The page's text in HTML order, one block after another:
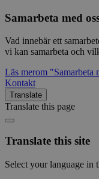
Samarbeta med
Vad innebär ett
vi kan samarbeta och
Läs merom "Samarbeta
Kontakt
Translate
Translate this page
Translate this site
Select your language in